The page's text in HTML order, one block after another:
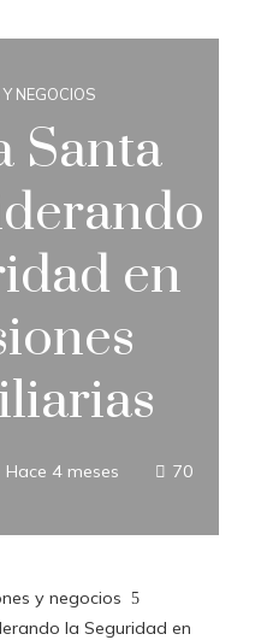
NEGOCIOS
Santa
en
Hace 4 meses 70
y negocios
la Seguridad en